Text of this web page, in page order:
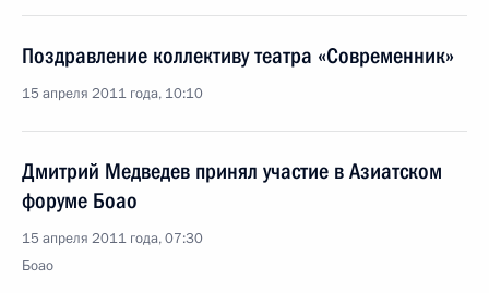
Поздравление коллективу театра «Современник»
15 апреля 2011 года, 10:10
Дмитрий Медведев принял участие в Азиатском
форуме Боао
15 апреля 2011 года, 07:30
Боао